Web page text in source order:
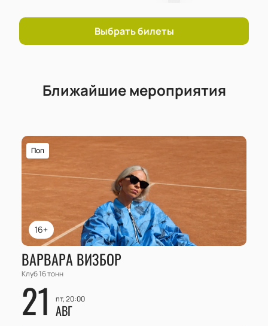
Выбрать билеты
Ближайшие мероприятия
16+
Поп
ВАРВАРА ВИЗБОР
Клуб 16 тонн
21 пт, 20:00
АВГ